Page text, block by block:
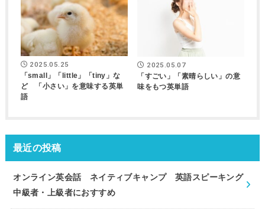
2025.05.25
「small」「little」「tiny」な
ど 「小さい」を意味する英単
語
2025.05.07
「すごい」「素晴らしい」の意
味をもつ英単語
最近の投稿
オンライン英会話 ネイティブキャンプ 英語スピーキング
中級者・上級者におすすめ